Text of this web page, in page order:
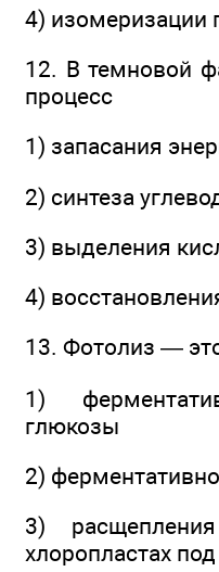
4) изомеризации
12. В темновой
процесс
1) запасания
2) синтеза
3) выделения
4)
13. Фотолиз —
1)
глюкозы
2)
3)
хлоропластах